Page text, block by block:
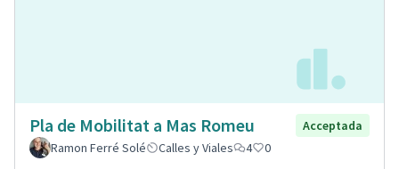
Pla de Mobilitat a Mas Romeu
Acceptada
Ramon Ferré Solé
Calles y Viales 4 0